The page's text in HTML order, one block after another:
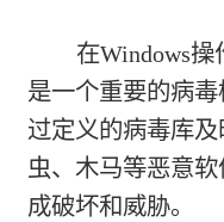
在Windows
是一个重要的病
过定义的病毒库
虫、木马等恶意
成破坏和威胁。